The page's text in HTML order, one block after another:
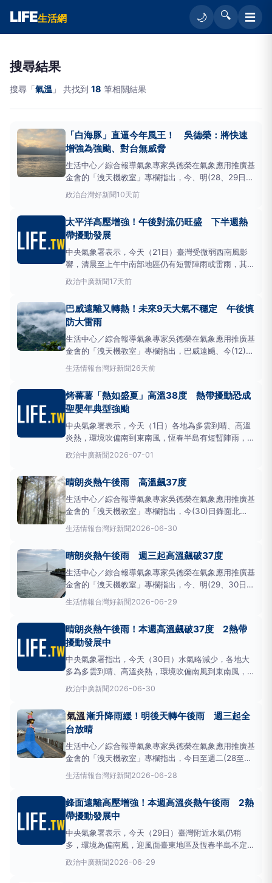
LIFE生活網 🌙 🔍 ☰
搜尋結果
搜尋「氣溫 」 共找到 18 筆相關結果
「白海豚」直逼今年風王！ 吳德榮：將快速
增強為強颱、對台無威脅
生活中心／綜合報導氣象專家吳德榮在氣象應用推廣基
金會的「洩天機教室」專欄指出，今、明(28、29日)
兩天水氣略減，東南部、南部偶有局部短暫降雨，午後
山區有局部雷雨，部分鄰近平地受影響，未降雨前、天
23至36度，中部23至36度，南部24至36度，東部
23
政治台灣好新聞10天前
太平洋高壓增強！午後對流仍旺盛 下半週熱
帶擾動發展
中央氣象署表示，今天（21日）臺灣受微弱西南風影
響，清晨至上午中南部地區仍有短暫陣雨或雷雨，其他
地區為多雲到晴，由於太平洋高壓漸增強，水氣比昨天
逐漸減少，但午後西半部地區及東半部山區仍有局部短
有大雨發生的機率。 氣溫方面，各地還沒下雨時高溫
炎熱，普遍約
政治中廣新聞17天前
巴威遠離又轉熱！未來9天大氣不穩定 午後慎
防大雷雨
生活中心／綜合報導氣象專家吳德榮在氣象應用推廣基
金會的「洩天機教室」專欄指出，巴威遠颺、今(12)日
各地 氣溫 回升、又轉熱。白天起因偏南風及颱風殘餘
水氣，局部地區仍有短暫降雨的機率，午後降雨強度稍
度，南部25至36度，東部25至35度。吳德榮表示，
明
生活情報台灣好新聞26天前
烤蕃薯「熱如盛夏」高溫38度 熱帶擾動恐成
聖嬰年典型強颱
中央氣象署表示，今天（1日）各地為多雲到晴、高溫
炎熱，環境吹偏南到東南風，恆春半島有短暫陣雨，東
南部也有零星短暫陣雨，午後中部以北地區及其他山區
有局部短暫雷陣雨，且中部以北山區有較大雨勢出現的
半部為32、33度，尤其大臺北盆地、中南部近山區、
宜蘭地區
政治中廣新聞2026-07-01
晴朗炎熱午後雨 高溫飆37度
生活中心／綜合報導氣象專家吳德榮在氣象應用推廣基
金會的「洩天機教室」專欄指出，今(30)日鋒面北
移，各地晴時多雲、白天熱，午後仍有對流發展，需注
意。各地區
氣溫
如下：北部23至37度，中部23至36
明(1)日太平洋高壓漸增強，各地晴時多雲、午後有對
流
生活情報台灣好新聞2026-06-30
晴朗炎熱午後雨 週三起高溫飆破37度
生活中心／綜合報導氣象專家吳德榮在氣象應用推廣基
金會的「洩天機教室」專欄指出，今、明(29、30日)
兩天鋒面北移、 氣溫
熱，午後仍有對流發展，需注意。今日各地區
度，東部24至35度。吳德榮表示，週三至下週二(1至
7日
生活情報台灣好新聞2026-06-29
晴朗炎熱午後雨！本週高溫飆破37度 2熱帶
擾動發展中
中央氣象署指出，今天（30日）水氣略減少，各地大
多為多雲到晴、高溫炎熱，環境吹偏南風到東南風，迎
風面恆春半島偶有零星短暫陣雨，午後中部以北地區及
其他山區有局部短暫雷陣雨，中部以北山區可能有局部
面，西半部高溫普遍來到33至35度，尤其大臺北盆
地、西半部及宜蘭
政治中廣新聞2026-06-30
氣溫漸升降雨緩！明後天轉午後雨 週三起全
台放晴
生活中心／綜合報導氣象專家吳德榮在氣象應用推廣基
金會的「洩天機教室」專欄指出，今日至週二(28至30
日)鋒面漸北退、氣溫
偶有局部短暫降雨，山區及東北部有局部較大雨勢的機
氣溫如下：北部23至31度，中部23至33度，南部23
至3
生活情報台灣好新聞2026-06-28
鋒面遠離高壓增強！本週高溫炎熱午後雨 2熱
帶擾動發展中
中央氣象署表示，今天（29日）臺灣附近水氣仍稍
多，環境為偏南風，迎風面臺東地區及恆春半島不定時
有局部短暫陣雨，其他地區中午前為多雲到晴，午後西
半部地區及宜、花山區有局部短暫雷陣雨，尤其在西半
政治中廣新聞2026-06-29